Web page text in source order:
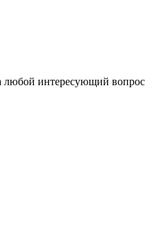
любой интересующий вопрос